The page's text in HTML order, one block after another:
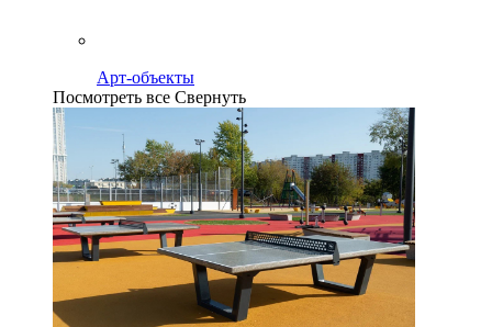
Арт-объекты
Посмотреть все Свернуть